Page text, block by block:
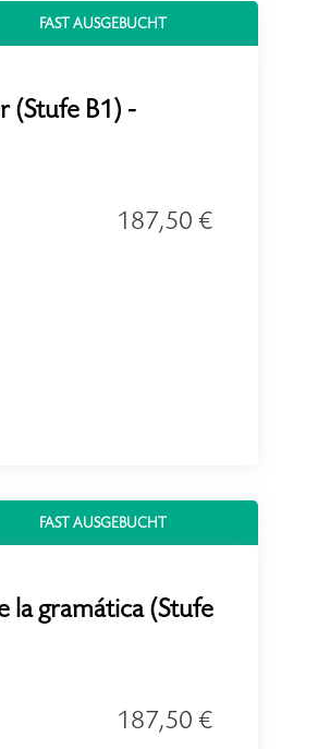
FAST AUSGEBUCHT
(Stufe B1) -
187,50 €
FAST AUSGEBUCHT
la gramática (Stufe
187,50 €